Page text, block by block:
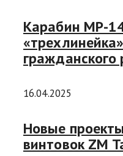
Карабин МР-
гражданского
16.04.2025
Новые
винтовок ZM